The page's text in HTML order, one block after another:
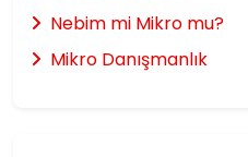
Nebim mi Mikro mu?
Mikro Danışmanlık